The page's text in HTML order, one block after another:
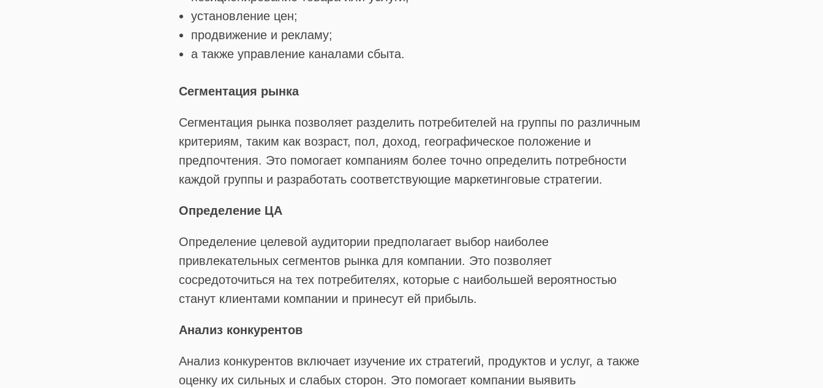
установление цен;
продвижение и рекламу;
а также управление каналами сбыта.
Сегментация рынка
Сегментация рынка позволяет разделить потребителей на группы по различным
критериям, таким как возраст, пол, доход, географическое положение и
предпочтения. Это помогает компаниям более точно определить потребности
каждой группы и разработать соответствующие маркетинговые стратегии.
Определение ЦА
Определение целевой аудитории предполагает выбор наиболее
привлекательных сегментов рынка для компании. Это позволяет
сосредоточиться на тех потребителях, которые с наибольшей вероятностью
станут клиентами компании и принесут ей прибыль.
Анализ конкурентов
Анализ конкурентов включает изучение их стратегий, продуктов и услуг, а также
оценку их сильных и слабых сторон. Это помогает компании выявить